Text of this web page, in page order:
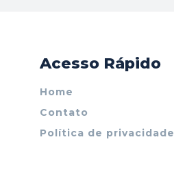
Acesso Rápido
Home
Contato
Política de privacidade